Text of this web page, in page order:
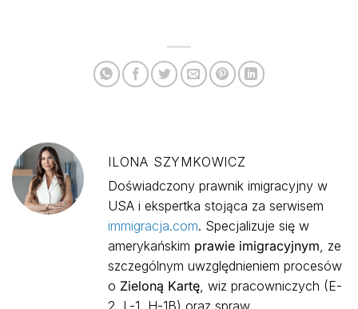
ILONA SZYMKOWICZ
Doświadczony prawnik imigracyjny w
USA i ekspertka stojąca za serwisem
immigracja.com. Specjalizuje się w
amerykańskim prawie imigracyjnym, ze
szczególnym uwzględnieniem procesów
o Zieloną Kartę, wiz pracowniczych (E-